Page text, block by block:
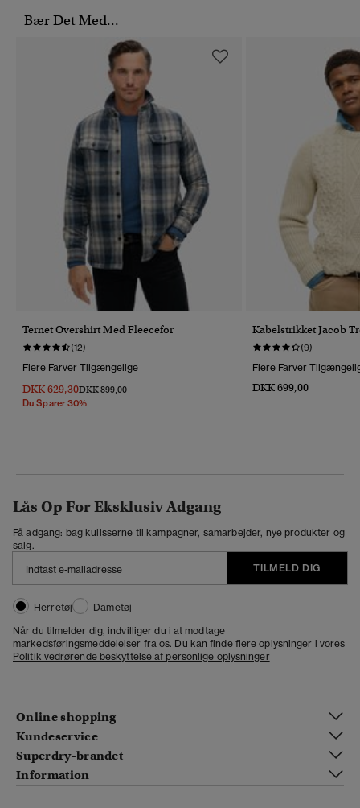
Bær Det Med...
Ternet Overshirt Med Fleecefor
(12)
Flere Farver Tilgængelige
DKK 629,30Pris Nedsat Fra
DKK 899,00Til
Du Sparer 30%
Kabelstrikket Jacob
(9)
Flere Farver
DKK 699,00
Lås Op For Eksklusiv Adgang
Få adgang: bag kulisserne til kampagner, samarbejder, nye produkter og
salg.
TILMELD DIG
Herretøj
Dametøj
Når du tilmelder dig, indvilliger du i at modtage
markedsføringsmeddelelser fra os. Du kan finde flere oplysninger i vores
Politik vedrørende beskyttelse af personlige oplysninger
Online shopping
Kundeservice
Superdry-brandet
Information